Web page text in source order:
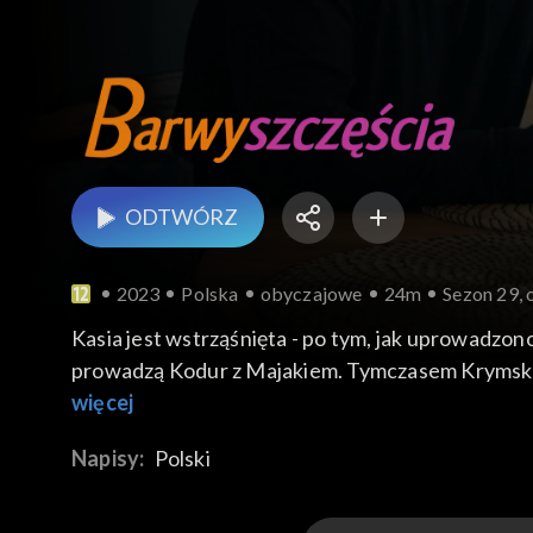
ODTWÓRZ
2023 Polska obyczajowe 24m Sezon 29,
Kasia jest wstrząśnięta - po tym, jak
prowadzą Kodur z Majakiem. Tymczasem
Jerzy poddaje się, przyjmuje ofertę Wilka i
rozwodzie nie dostała ani grosza. Celina
więcej
Napisy: Polski